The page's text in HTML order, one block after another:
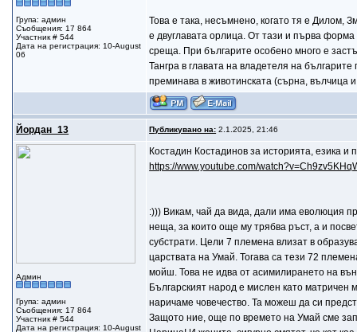
Група: админ
Съобщения: 17 864
Участник # 544
Дата на регистрация: 10-August
06
Това е така, несъмнено, когато тя е Дилом,
е двуглавата орлица. От тази и първа
среща. При българите особено много е
Тангра в главата на владетеля на
преминава в животинската (сърна, вълчица
Йордан_13 Публикувано на: 2.1.2025, 21:46
Админ
Група: админ
Съобщения: 17 864
Участник # 544
Дата на регистрация: 10-August
Костадин Костадинов за историята, езика
https://www.youtube.com/
:))) Викам, чай да вида, дали има еволюция
неща, за които още му трябва ръст, а и
субстрати. Цели 7 племена влизат в
царствата на Умай. Тогава са тези 72
мойш. Това не идва от асимилирането на
Българският народ е мислен като матричен
наричаме човечество. Та можеш да си
Защото ние, още по времето на Умай сме